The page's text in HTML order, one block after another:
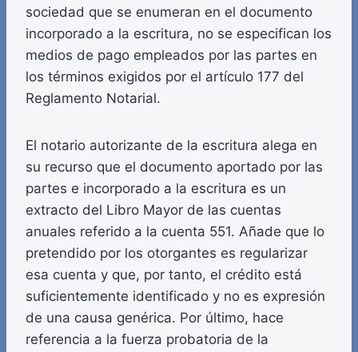
sociedad que se enumeran en el documento
incorporado a la escritura, no se especifican los
medios de pago empleados por las partes en
los términos exigidos por el artículo 177 del
Reglamento Notarial.
El notario autorizante de la escritura alega en
su recurso que el documento aportado por las
partes e incorporado a la escritura es un
extracto del Libro Mayor de las cuentas
anuales referido a la cuenta 551. Añade que lo
pretendido por los otorgantes es regularizar
esa cuenta y que, por tanto, el crédito está
suficientemente identificado y no es expresión
de una causa genérica. Por último, hace
referencia a la fuerza probatoria de la